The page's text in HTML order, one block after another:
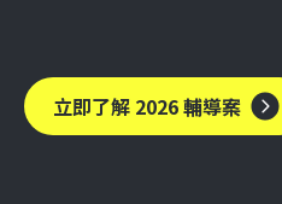
立即了解 2026 輔導案